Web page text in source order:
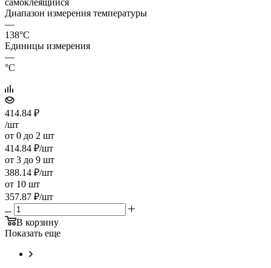
Диапазон измерения температуры
—
138°C
Единицы измерения
—
°C
414.84 ₽
/шт
от 0 до 2 шт
414.84 ₽/шт
от 3 до 9 шт
388.14 ₽/шт
от 10 шт
357.87 ₽/шт
В корзину
Показать еще